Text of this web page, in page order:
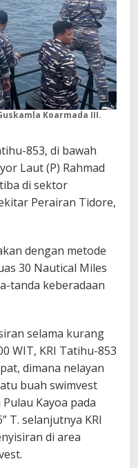
Koarmada III.
853, di bawah
Laut (P) Rahmad
di sektor
Perairan Tidore,
dengan metode
30 Nautical Miles
tanda keberadaan
selama kurang
WIT, KRI Tatihu-853
dimana nelayan
buah swimvest
Kayoa pada
T. selanjutnya KRI
di area